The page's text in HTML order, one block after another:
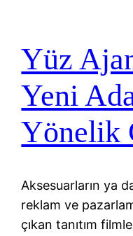
Yüz
Yeni
Yönelik
Aksesuarların ya
reklam ve
çıkan tanıtım